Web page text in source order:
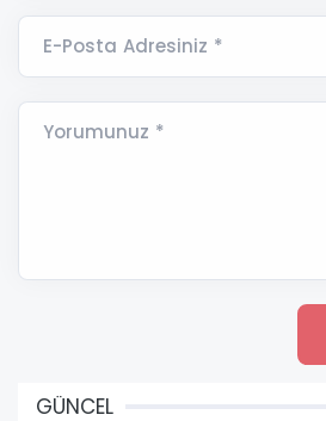
E-Posta Adresiniz *
Yorumunuz *
GÜNCEL